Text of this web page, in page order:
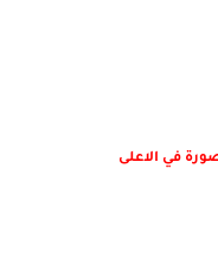
في الاعلى